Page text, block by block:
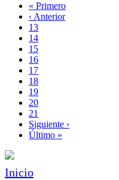
Paginación
Primera
página
« Primero
Página
anterior
‹ Anterior
Page
13
Page
14
Page
15
Page
16
Página
actual
17
Page
18
Page
19
Page
20
Page
21
Siguiente
página
Siguiente ›
Última
Último »
Inicio